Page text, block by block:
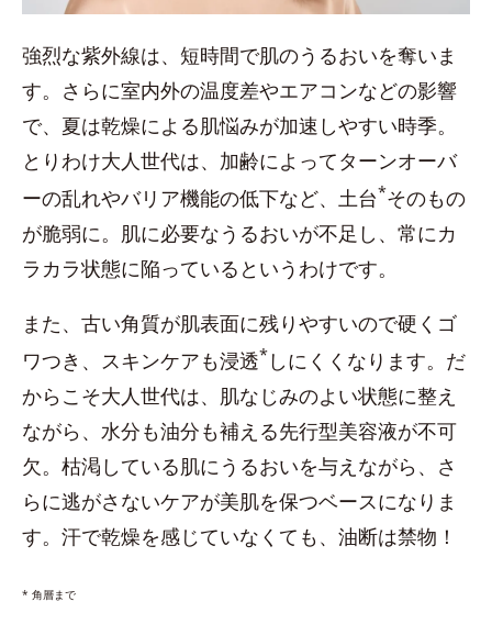
強烈な紫外線は、短時間で肌のうるおいを奪いま
す。さらに室内外の温度差やエアコンなどの影響
で、夏は乾燥による肌悩みが加速しやすい時季。
とりわけ大人世代は、加齢によってターンオーバ
ーの乱れやバリア機能の低下など、土台*そのもの
が脆弱に。肌に必要なうるおいが不足し、常にカ
ラカラ状態に陥っているというわけです。
また、古い角質が肌表面に残りやすいので硬くゴ
ワつき、スキンケアも浸透* しにくくなります。だ
からこそ大人世代は、肌なじみのよい状態に整え
ながら、水分も油分も補える先行型美容液が不可
欠。枯渇している肌にうるおいを与えながら、さ
らに逃がさないケアが美肌を保つベースになりま
す。汗で乾燥を感じていなくても、油断は禁物！
* 角層まで